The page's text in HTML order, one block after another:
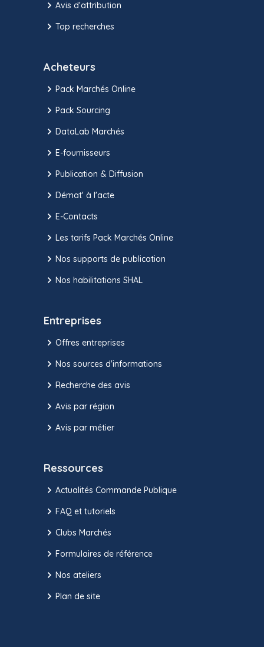
Avis d'attribution
Top recherches
Acheteurs
Pack Marchés Online
Pack Sourcing
DataLab Marchés
E-fournisseurs
Publication & Diffusion
Démat' à l'acte
E-Contacts
Les tarifs Pack Marchés Online
Nos supports de publication
Nos habilitations SHAL
Entreprises
Offres entreprises
Nos sources d'informations
Recherche des avis
Avis par région
Avis par métier
Ressources
Actualités Commande Publique
FAQ et tutoriels
Clubs Marchés
Formulaires de référence
Nos ateliers
Plan de site